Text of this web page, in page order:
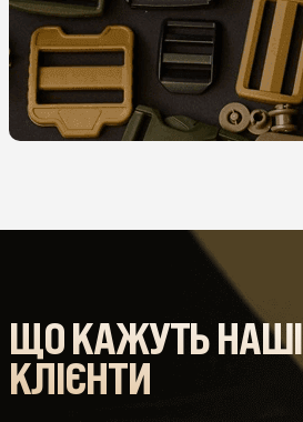
ЩО КАЖУТЬ НАШІ
КЛІЄНТИ